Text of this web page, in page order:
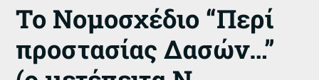
Το Νομοσχέδιο “Περί
προστασίας Δασών…”